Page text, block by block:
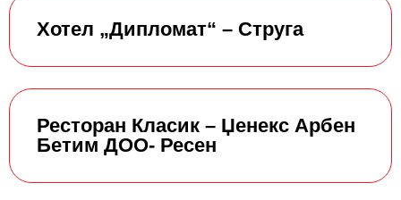
Хотел „Дипломат“ – Струга
Ресторан Класик – Џенекс Арбен
Бетим ДОО- Ресен